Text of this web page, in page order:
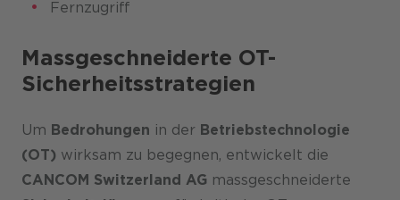
Fernzugriff
Massgeschneiderte OT-
Sicherheitsstrategien
Um Bedrohungen in der Betriebstechnologie
(OT) wirksam zu begegnen, entwickelt die
CANCOM Switzerland AG massgeschneiderte